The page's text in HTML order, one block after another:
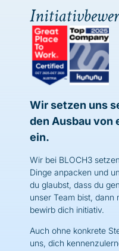
Wir setzen uns
den Ausbau von
ein.
Wir bei BLOCH3
Dinge anpacken und
du glaubst, dass du
unser Team bist, dann
bewirb dich initiativ.
Auch ohne konkrete
uns, dich